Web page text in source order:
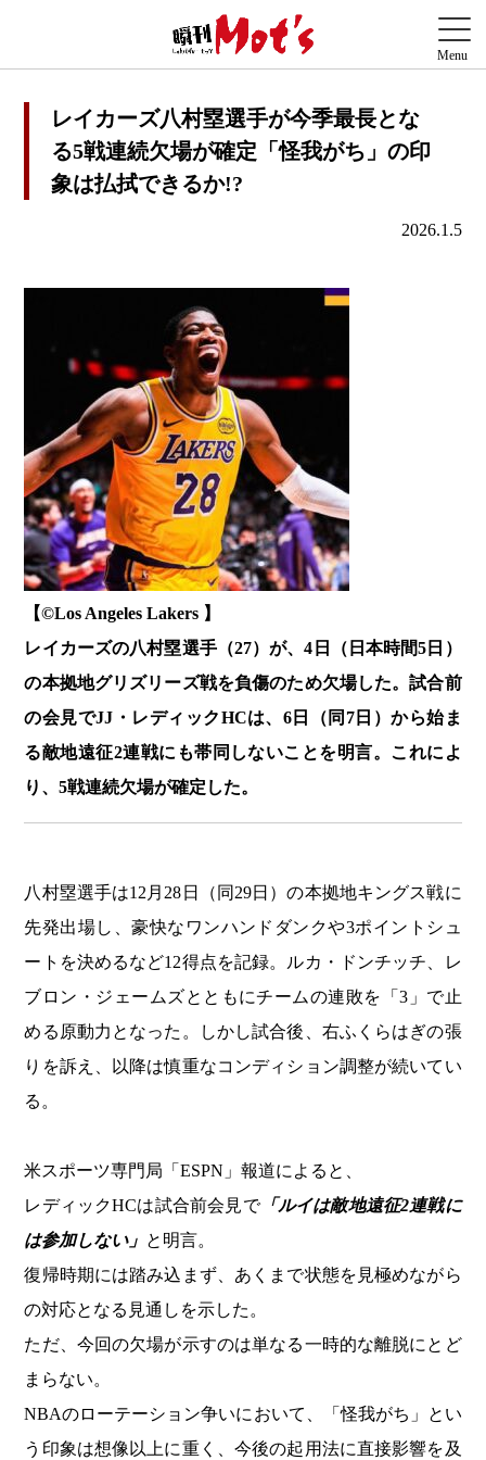
レイカーズ八村塁選手が今季最長とな
る5戦連続欠場が確定「怪我がち」の印
象は払拭できるか!?
2026.1.5
【©️Los Angeles Lakers 】
レイカーズの八村塁選手（27）が、4日（日本時間5日）
の本拠地グリズリーズ戦を負傷のため欠場した。試合前
の会見でJJ・レディックHCは、6日（同7日）から始ま
る敵地遠征2連戦にも帯同しないことを明言。これによ
り、5戦連続欠場が確定した。
八村塁選手は12月28日（同29日）の本拠地キングス戦に
先発出場し、豪快なワンハンドダンクや3ポイントシュ
ートを決めるなど12得点を記録。ルカ・ドンチッチ、レ
ブロン・ジェームズとともにチームの連敗を「3」で止
める原動力となった。しかし試合後、右ふくらはぎの張
りを訴え、以降は慎重なコンディション調整が続いてい
る。
米スポーツ専門局「ESPN」報道によると、
レディックHCは試合前会見で「ルイは敵地遠征2連戦に
は参加しない」 と明言。
復帰時期には踏み込まず、あくまで状態を見極めながら
の対応となる見通しを示した。
ただ、今回の欠場が示すのは単なる一時的な離脱にとど
まらない。
NBAのローテーション争いにおいて、「怪我がち」とい
う印象は想像以上に重く、今後の起用法に直接影響を及